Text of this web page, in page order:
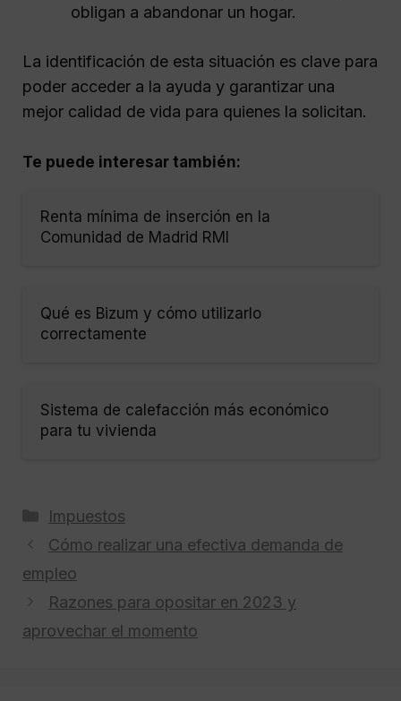
obligan a abandonar un hogar.
La identificación de esta situación es clave para
poder acceder a la ayuda y garantizar una
mejor calidad de vida para quienes la solicitan.
Te puede interesar también:
Renta mínima de inserción en la
Comunidad de Madrid RMI
Qué es Bizum y cómo utilizarlo
correctamente
Sistema de calefacción más económico
para tu vivienda
Categorías
Impuestos
Cómo realizar una efectiva demanda de
empleo
Razones para opositar en 2023 y
aprovechar el momento